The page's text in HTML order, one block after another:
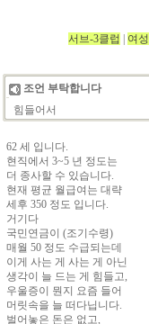
서브-3클럽 여성
조언 부탁합니다
힘들어서
62 세 입니다.
현직에서 3~5 년 정도는
더 종사할 수 있습니다.
현재 평균 월급여는 대략
세후 350 정도 입니다.
거기다
국민연금이 (조기수령)
매월 50 정도 수급되는데
이게 사는 게 사는 게 아닌
생각이 늘 드는 게 힘들고,
우울증이 뭔지 요즘 들어
머릿속을 늘 떠다닙니다.
벌어놓은 돈은 없고,